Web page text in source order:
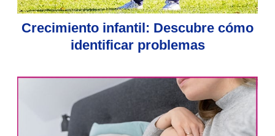
Crecimiento infantil: Descubre cómo
identificar problemas